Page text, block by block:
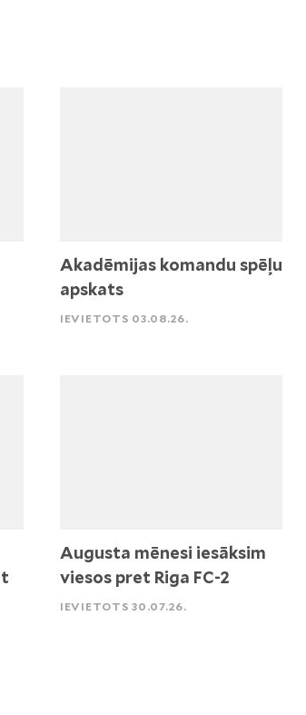
Akadēmijas komandu spēļu
apskats
IEVIETOTS 03.08.26.
Augusta mēnesi iesāksim
viesos pret Riga FC-2
IEVIETOTS 30.07.26.